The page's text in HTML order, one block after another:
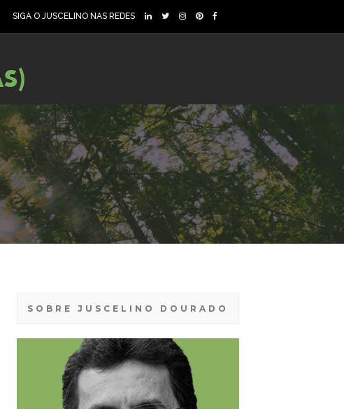
SIGA O JUSCELINO NAS REDES
SOBRE JUSCELINO DOURADO